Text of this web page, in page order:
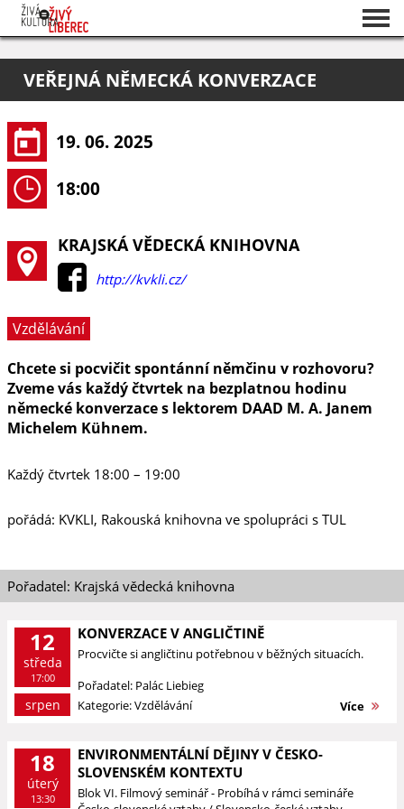
O projektu
Pořadatelé
VEŘEJNÁ NĚMECKÁ KONVERZACE
19. 06. 2025
18:00
KRAJSKÁ VĚDECKÁ KNIHOVNA
http://kvkli.cz/
Vzdělávání
Chcete si pocvičit spontánní němčinu v rozhovoru?
Zveme vás každý čtvrtek na bezplatnou hodinu
německé konverzace s lektorem DAAD M. A. Janem
Michelem Kühnem.
Každý čtvrtek 18:00 – 19:00
pořádá: KVKLI, Rakouská knihovna ve spolupráci s TUL
Pořadatel: Krajská vědecká knihovna
12
středa
17:00
srpen
KONVERZACE V ANGLIČTINĚ
Procvičte si angličtinu potřebnou v běžných situacích.
Pořadatel: Palác Liebieg
Kategorie: Vzdělávání
Více
18
úterý
13:30
ENVIRONMENTÁLNÍ DĚJINY V ČESKO-
SLOVENSKÉM KONTEXTU
Blok VI. Filmový seminář - Probíhá v rámci semináře